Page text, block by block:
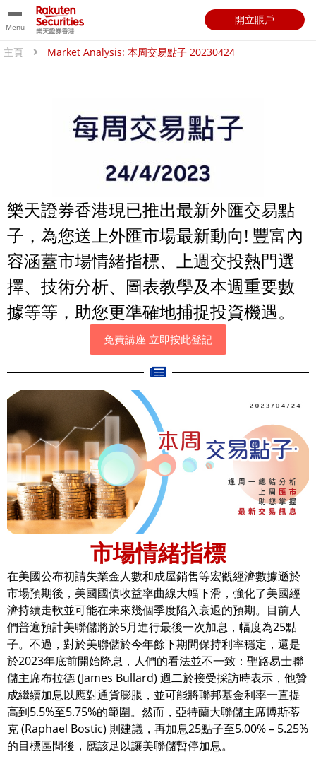
Menu
開立賬戶
主頁 Market Analysis: 本周交易點子 20230424
樂天證券香港現已推出最新外匯交易點
子，為您送上外匯市場最新動向! 豐富內
容涵蓋市場情緒指標、上週交投熱門選
擇、技術分析、圖表教學及本週重要數
據等等，助您更準確地捕捉投資機遇。
免費講座 立即按此登記
市場情緒指標
在美國公布初請失業金人數和成屋銷售等宏觀經濟數據遜於
市場預期後，美國國債收益率曲線大幅下滑，強化了美國經
濟持續走軟並可能在未來幾個季度陷入衰退的預期。目前人
們普遍預計美聯儲將於5月進行最後一次加息，幅度為25點
子。不過，對於美聯儲於今年餘下期間保持利率穩定，還是
於2023年底前開始降息，人們的看法並不一致：聖路易士聯
儲主席布拉德 (James Bullard) 週二於接受採訪時表示，他贊
成繼續加息以應對通貨膨脹，並可能將聯邦基金利率一直提
高到5.5%至5.75%的範圍。然而，亞特蘭大聯儲主席博斯蒂
克 (Raphael Bostic) 則建議，再加息25點子至5.00% – 5.25%
的目標區間後，應該足以讓美聯儲暫停加息。